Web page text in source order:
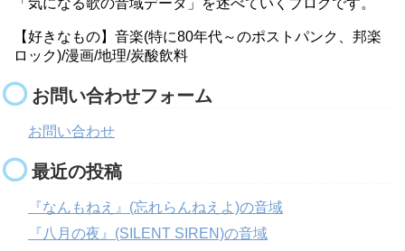
【好きなもの】音楽(特に80年代～のポストパンク、邦楽
ロック)/漫画/地理/炭酸飲料
お問い合わせフォーム
お問い合わせ
最近の投稿
『なんもねえ』(忘れらんねえよ)の音域
『八月の夜』(SILENT SIREN)の音域